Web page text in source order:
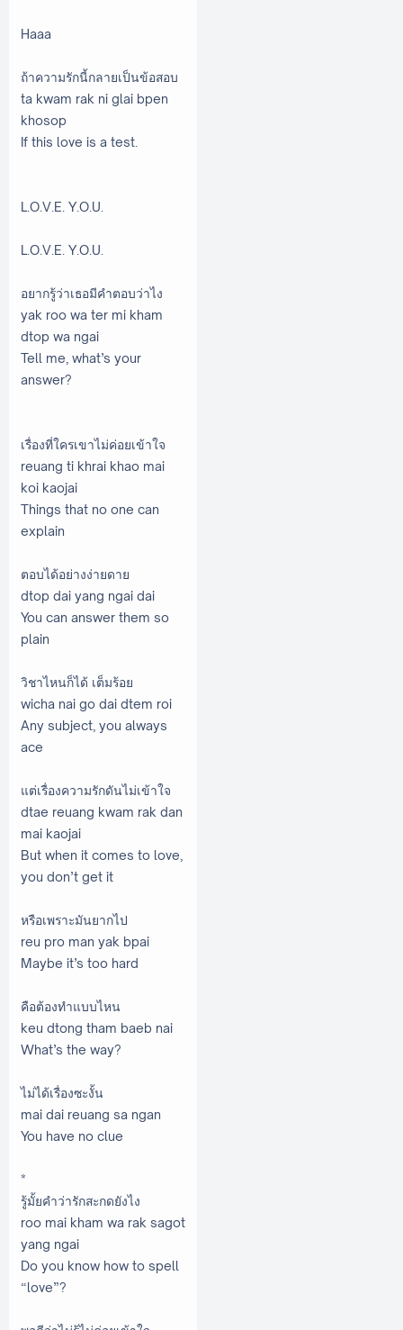
Haaa
ถ้าความรักนี้กลายเป็นข้อสอบ
ta kwam rak ni glai bpen
khosop
If this love is a test.
L.O.V.E. Y.O.U.
L.O.V.E. Y.O.U.
อยากรู้ว่าเธอมีคำตอบว่าไง
yak roo wa ter mi kham
dtop wa ngai
Tell me, what’s your
answer?
เรื่องที่ใครเขาไม่ค่อยเข้าใจ
reuang ti khrai khao mai
koi kaojai
Things that no one can
explain
ตอบได้อย่างง่ายดาย
dtop dai yang ngai dai
You can answer them so
plain
วิชาไหนก็ได้ เต็มร้อย
wicha nai go dai dtem roi
Any subject, you always
ace
แต่เรื่องความรักดันไม่เข้าใจ
dtae reuang kwam rak dan
mai kaojai
But when it comes to love,
you don’t get it
หรือเพราะมันยากไป
reu pro man yak bpai
Maybe it’s too hard
คือต้องทำแบบไหน
keu dtong tham baeb nai
What’s the way?
ไม่ได้เรื่องซะงั้น
mai dai reuang sa ngan
You have no clue
*
รู้มั้ยคำว่ารักสะกดยังไง
roo mai kham wa rak sagot
yang ngai
Do you know how to spell
“love”?